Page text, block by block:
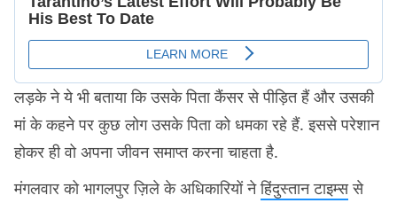
लड़के ने ये भी बताया कि उसके पिता कैंसर से पीड़ित हैं और उसकी
मां के कहने पर कुछ लोग उसके पिता को धमका रहे हैं. इससे परेशान
होकर ही वो अपना जीवन समाप्त करना चाहता है.
मंगलवार को भागलपुर ज़िले के अधिकारियों नेहिंदुस्तान टाइम्ससे